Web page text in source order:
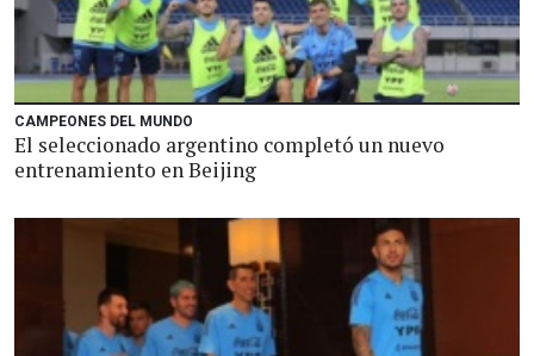
CAMPEONES DEL MUNDO
El seleccionado argentino completó un nuevo
entrenamiento en Beijing